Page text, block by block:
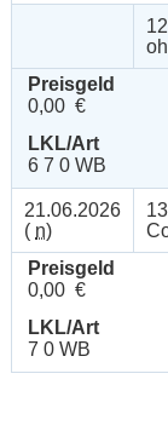
Preisgeld
0,00 €
LKL/Art
6 7 0 WB
21.06.2026
( n)
Preisgeld
0,00 €
LKL/Art
7 0 WB